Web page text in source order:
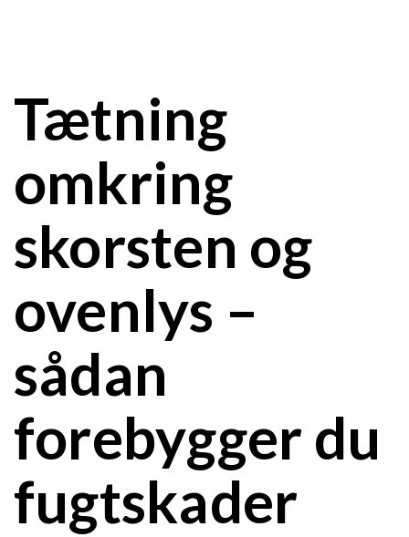
Tætning
omkring
skorsten og
ovenlys –
sådan
forebygger du
fugtskader